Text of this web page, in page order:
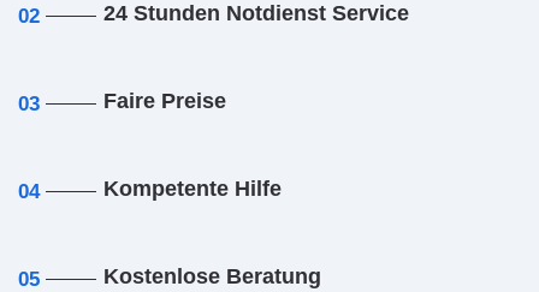
02 24 Stunden Notdienst Service
03 Faire Preise
04 Kompetente Hilfe
05 Kostenlose Beratung